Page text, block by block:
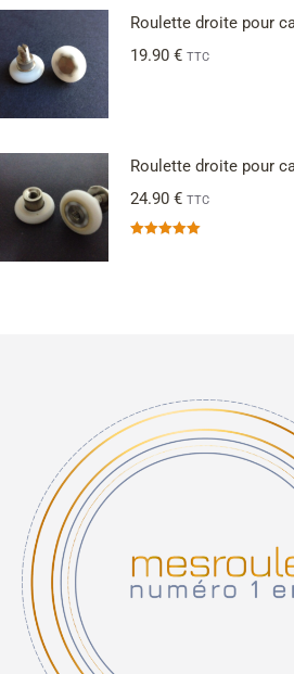
Roulette droite pour
19.90 € TTC
Roulette droite pour
24.90 € TTC